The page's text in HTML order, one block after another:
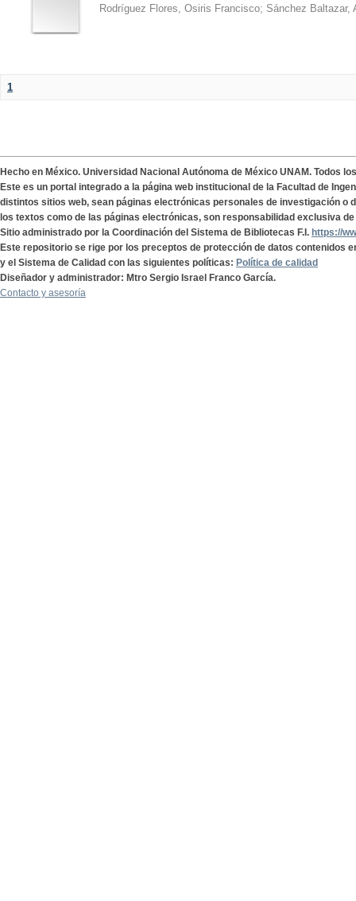
Rodríguez Flores, Osiris Francisco; Sánchez Baltazar,
1
Hecho en México. Universidad Nacional Autónoma de México UNAM. Todos
Este es un portal integrado a la página web institucional de la Facultad de
distintos sitios web, sean páginas electrónicas personales de investigación o
los textos como de las páginas electrónicas, son responsabilidad exclusiva
Sitio administrado por la Coordinación del Sistema de Bibliotecas F.I. https://
Este repositorio se rige por los preceptos de protección de datos contenidos
y el Sistema de Calidad con las siguientes políticas: Política de calidad
Diseñador y administrador: Mtro Sergio Israel Franco García.
Contacto y asesoría